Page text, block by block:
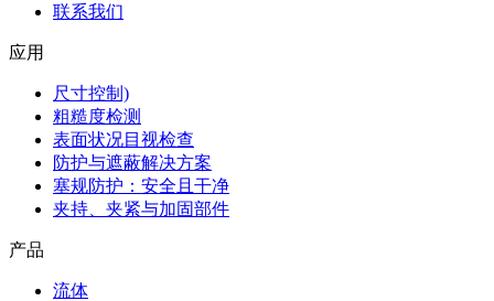
联系我们
应用
尺寸控制)
粗糙度检测
表面状况目视检查
防护与遮蔽解决方案
塞规防护：安全且干净
夹持、夹紧与加固部件
产品
流体